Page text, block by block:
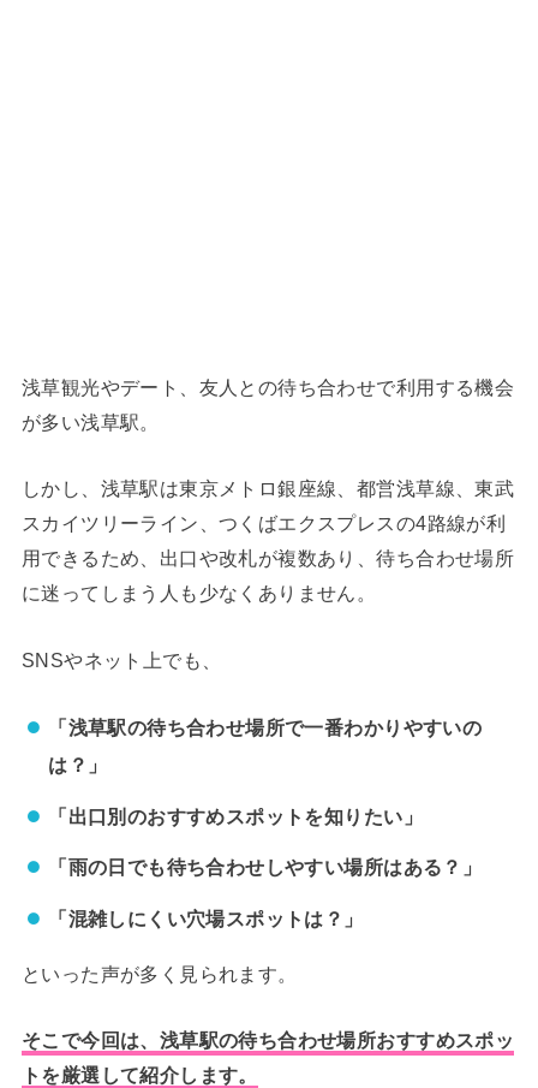
浅草観光やデート、友人との待ち合わせで利用する機会
が多い浅草駅。
しかし、浅草駅は東京メトロ銀座線、都営浅草線、東武
スカイツリーライン、つくばエクスプレスの4路線が利
用できるため、出口や改札が複数あり、待ち合わせ場所
に迷ってしまう人も少なくありません。
SNSやネット上でも、
「浅草駅の待ち合わせ場所で一番わかりやすいの
は？」
「出口別のおすすめスポットを知りたい」
「雨の日でも待ち合わせしやすい場所はある？」
「混雑しにくい穴場スポットは？」
といった声が多く見られます。
そこで今回は、浅草駅の待ち合わせ場所おすすめスポッ
トを厳選して紹介します。